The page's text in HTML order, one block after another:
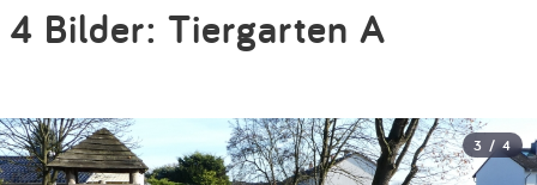
Eintragen
Blog
4 Bilder: Tiergarten A
3 / 4